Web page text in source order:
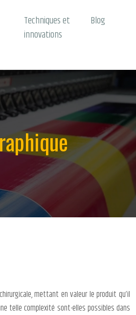
Techniques et
innovations
Blog
mettant en valeur le produit qu’il
telle complexité sont-elles possibles dans